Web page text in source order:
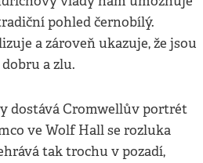
pohled černobílý.
a zároveň ukazuje, že jsou
a zlu.
dostává Cromwellův portrét
ve Wolf Hall se rozluka
tak trochu v pozadí,